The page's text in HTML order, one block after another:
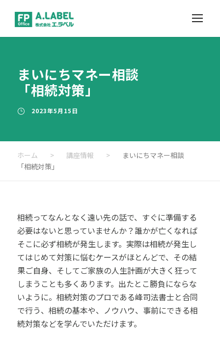
まいにちマネー相談
「相続対策」
2023年5月15日
ホーム > 講座情報 >
まいにちマネー相談
「相続対策」
相続ってなんとなく遠い先の話で、すぐに準備する
必要はないと思っていませんか？誰かが亡くなれば
そこに必ず相続が発生します。実際は相続が発生し
てはじめて対策に悩むケースがほとんどで、その結
果ご自身、そしてご家族の人生計画が大きく狂って
しまうことも多くあります。出たとこ勝負にならな
いように。相続対策のプロである峰司法書士と合同
で行う、相続の基本や、ノウハウ、事前にできる相
続対策などを学んでいただけます。